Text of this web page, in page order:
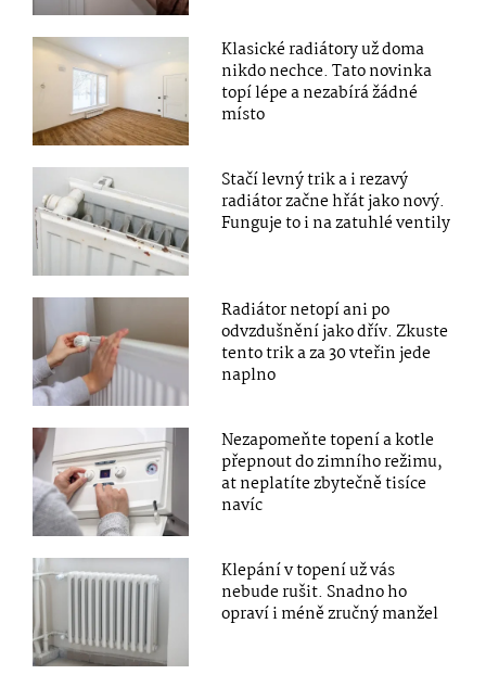
Klasické radiátory už doma
nikdo nechce. Tato novinka
topí lépe a nezabírá žádné
místo
Stačí levný trik a i rezavý
radiátor začne hřát jako nový.
Funguje to i na zatuhlé ventily
Radiátor netopí ani po
odvzdušnění jako dřív. Zkuste
tento trik a za 30 vteřin jede
naplno
Nezapomeňte topení a kotle
přepnout do zimního režimu,
at neplatíte zbytečně tisíce
navíc
Klepání v topení už vás
nebude rušit. Snadno ho
opraví i méně zručný manžel